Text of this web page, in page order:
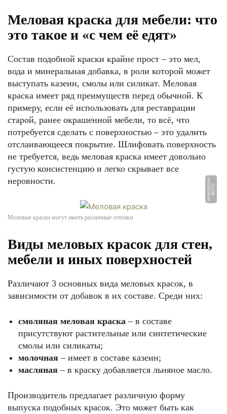
Меловая краска для мебели: что
это такое и «с чем её едят»
Состав подобной краски крайне прост – это мел,
вода и минеральная добавка, в роли которой может
выступать казеин, смолы или силикат. Меловая
краска имеет ряд преимуществ перед обычной. К
примеру, если её использовать для реставрации
старой, ранее окрашенной мебели, то всё, что
потребуется сделать с поверхностью – это удалить
отслаивающееся покрытие. Шлифовать поверхность
не требуется, ведь меловая краска имеет довольно
густую консистенцию и легко скрывает все
неровности.
Ф
О
Т
О:
wi
s
e
di
y.
c
o
m
Меловые краски могут иметь различные оттенки
Виды меловых красок для стен,
мебели и иных поверхностей
Различают 3 основных вида меловых красок, в
зависимости от добавок в их составе. Среди них:
смоляная меловая краска – в составе
присутствуют растительные или синтетические
смолы или силикаты;
молочная – имеет в составе казеин;
масляная – в краску добавляется льняное масло.
Производитель предлагает различную форму
выпуска подобных красок. Это может быть как